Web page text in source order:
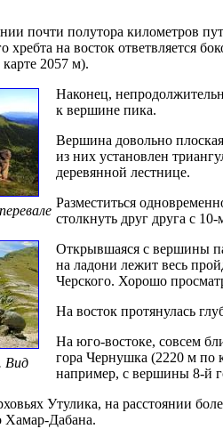
почти полутора километров
хребта на восток ответвляется
2057 м).
Вид
Наконец,
к вершине пика.
Вершина довольно
из них установлен
деревянной лестнице.
Разместиться
столкнуть друг друга с
Открывшаяся с вершины
на ладони лежит весь
Черского. Хорошо
На восток протянулась
На юго-востоке, совсем
гора Чернушка (2220 м по
например, с вершины 8-й
Утулика, на расстоянии
Хамар-Дабана.